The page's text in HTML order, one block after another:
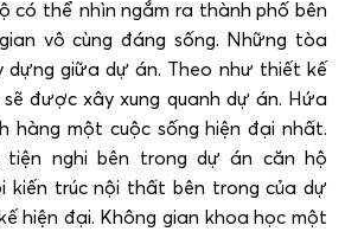
có thể nhìn ngắm ra thành phố bên
vô cùng đáng sống. Những tòa
giữa dự án. Theo như thiết kế
được xây xung quanh dự án. Hứa
hàng một cuộc sống hiện đại nhất.
tiện nghi bên trong dự án căn hộ
kiến trúc nội thất bên trong của dự
hiện đại. Không gian khoa học một